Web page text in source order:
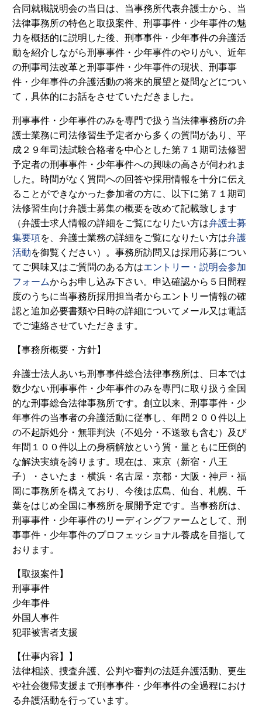
合同就職説明会の当日は、当事務所代表弁護士から、当
法律事務所の特色と取扱案件、刑事事件・少年事件の魅
力を概括的に説明した後、刑事事件・少年事件の弁護活
動を紹介しながら刑事事件・少年事件のやりがい、近年
の刑事司法改革と刑事事件・少年事件の現状、刑事事
件・少年事件の弁護活動の将来的展望と疑問などについ
て，具体的にお話をさせていただきました。
刑事事件・少年事件のみを専門で扱う当法律事務所の弁
護士業務に司法修習生予定者から多くの質問があり、平
成２９年司法試験合格者を中心とした第７１期司法修習
予定者の刑事事件・少年事件への興味の高さが伺われま
した。時間がなく質問への回答や採用情報を十分に伝え
ることができなかった参加者の方に、以下に第７１期司
法修習生向け弁護士募集の概要を改めて記載致します
（弁護士求人情報の詳細をご覧になりたい方は弁護士募
集要項を、弁護士業務の詳細をご覧になりたい方は弁護
活動を御覧ください）。事務所訪問又は採用応募につい
てご興味又はご質問のある方はエントリー・説明会参加
フォームからお申し込み下さい。申込確認から５日間程
度のうちに当事務所採用担当者からエントリー情報の確
認と追加必要書類や日時の詳細についてメール又は電話
でご連絡させていただきます。
【事務所概要・方針】
弁護士法人あいち刑事事件総合法律事務所は、日本では
数少ない刑事事件・少年事件のみを専門に取り扱う全国
的な刑事総合法律事務所です。創立以来、刑事事件・少
年事件の当事者の弁護活動に従事し、年間２００件以上
の不起訴処分・無罪判決（不処分・不送致も含む）及び
年間１００件以上の身柄解放という質・量ともに圧倒的
な解決実績を誇ります。現在は、東京（新宿・八王
子）・さいたま・横浜・名古屋・京都・大阪・神戸・福
岡に事務所を構えており、今後は広島、仙台、札幌、千
葉をはじめ全国に事務所を展開予定です。当事務所は、
刑事事件・少年事件のリーディングファームとして、刑
事事件・少年事件のプロフェッショナル養成を目指して
おります。
【取扱案件】
刑事事件
少年事件
外国人事件
犯罪被害者支援
【仕事内容】】
法律相談、捜査弁護、公判や審判の法廷弁護活動、更生
や社会復帰支援まで刑事事件・少年事件の全過程におけ
る弁護活動を行っています。